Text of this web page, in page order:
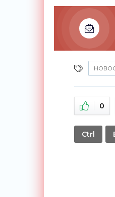
0
Ctrl